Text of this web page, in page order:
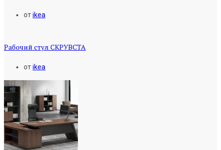
отikea
Рабочий стул СКРУВСТА
отikea